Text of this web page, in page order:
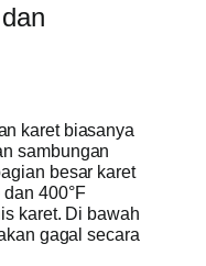
karet biasanya
sambungan
besar karet
400°F
karet. Di bawah
gagal secara